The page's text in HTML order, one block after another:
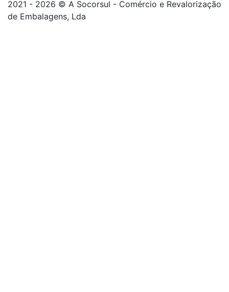
2021 - 2026 © A Socorsul - Comércio e Revalorização
de Embalagens, Lda